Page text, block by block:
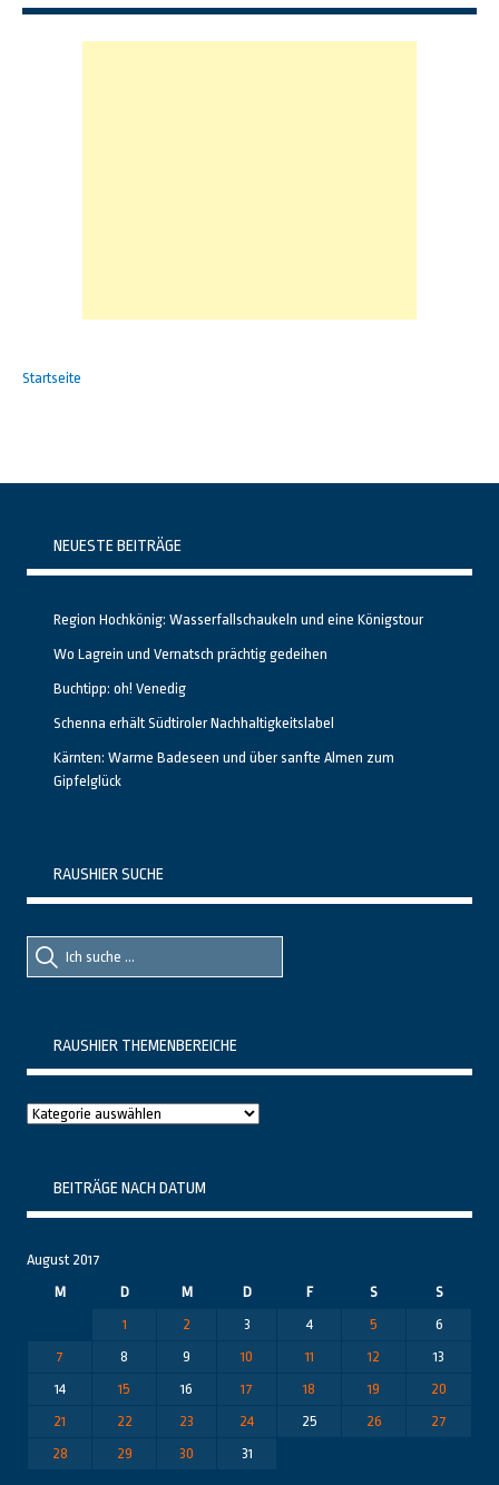
Startseite
NEUESTE BEITRÄGE
Region Hochkönig: Wasserfallschaukeln und eine Königstour
Wo Lagrein und Vernatsch prächtig gedeihen
Buchtipp: oh! Venedig
Schenna erhält Südtiroler Nachhaltigkeitslabel
Kärnten: Warme Badeseen und über sanfte Almen zum
Gipfelglück
RAUSHIER SUCHE
Suche
nach::
Suche
nach:
RAUSHIER THEMENBEREICHE
Raushier
BEITRÄGE NACH DATUM
August 2017
M
D M D F S
S
1
2 3 4 5
6
7
8 9 10 11 12
13
14
15 16 17 18 19
20
21
22 23 24 25 26
27
28
29 30 31